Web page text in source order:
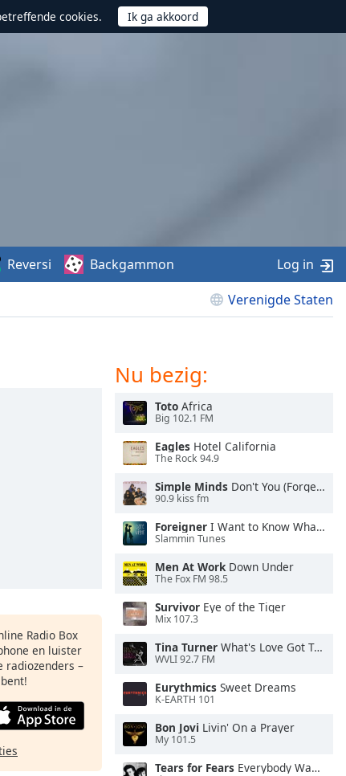
cookies.
Verenigde Staten
Reversi Backgammon Log in
Radio Box
en luister
radiozenders –
Nu bezig:
Toto Africa
Big 102.1 FM
Eagles Hotel California
The Rock 94.9
Simple Minds Don't You (Forget About Me)
90.9 kiss fm
Foreigner I Want to Know What Love Is
Slammin Tunes
Men At WorkDown Under
The Fox FM 98.5
Survivor Eye of the Tiger
Mix 107.3
Tina Turner What's Love Got To Do With It
WVLI 92.7 FM
Eurythmics Sweet Dreams
K-EARTH 101
Bon Jovi Livin' On a Prayer
My 101.5
Tears for Fears Everybody Wants To Rule the World